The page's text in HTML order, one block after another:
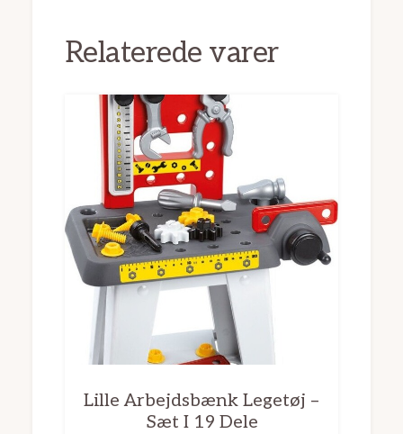
Relaterede varer
Lille Arbejdsbænk Legetøj –
Sæt I 19 Dele